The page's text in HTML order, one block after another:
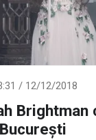
/ 12/12/2018